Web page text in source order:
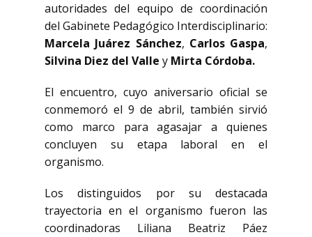
autoridades del equipo de coordinación
del Gabinete Pedagógico Interdisciplinario:
Marcela Juárez Sánchez, Carlos Gaspa,
Silvina Diez del Valle y Mirta Córdoba.
El encuentro, cuyo aniversario oficial se
conmemoró el 9 de abril, también sirvió
como marco para agasajar a quienes
concluyen su etapa laboral en el
organismo.
Los distinguidos por su destacada
trayectoria en el organismo fueron las
coordinadoras Liliana Beatriz Páez